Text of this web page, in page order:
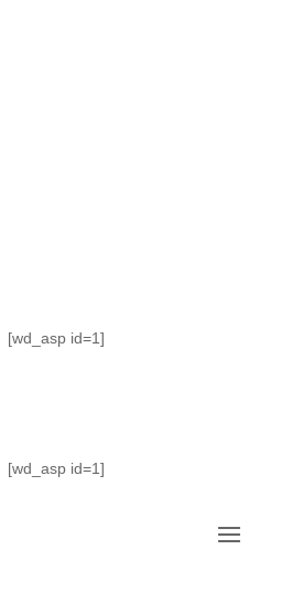
[wd_asp id=1]
[wd_asp id=1]